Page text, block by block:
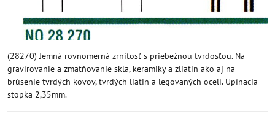
(28270) Jemná rovnomerná zrnitosť s priebežnou tvrdosťou. Na
gravírovanie a zmatňovanie skla, keramiky a zliatin ako aj na
brúsenie tvrdých kovov, tvrdých liatin a legovaných ocelí. Upínacia
stopka 2,35mm.